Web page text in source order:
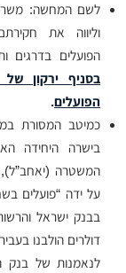
לשם המחשה: משרד
הפועלים בדרגים
בסניף ירקון
הפועלים.
כמיטב המסורת
בישרה היחידה
המשטרה (יאחב”ל),
על ידה “פועלים
בבנק ישראל
דולרים הולבנו